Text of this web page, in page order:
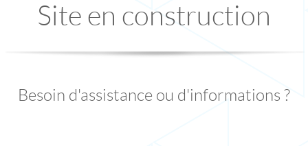
Site en construction
Besoin d'assistance ou d'informations ?